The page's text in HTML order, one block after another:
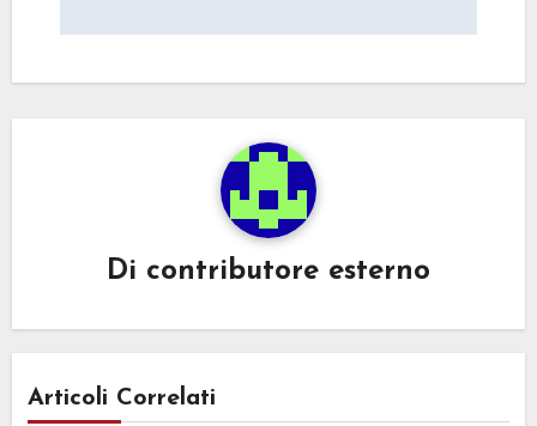
Di contributore esterno
Articoli Correlati